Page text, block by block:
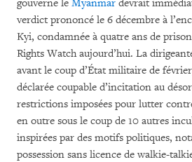
gouverne le Myanmar devrait
verdict prononcé le 6 décembre à
Kyi, condamnée à quatre ans de
Rights Watch aujourd’hui. La
avant le coup d’État militaire de
déclarée coupable d’incitation au
restrictions imposées pour lutter
en outre sous le coup de 10 autres
inspirées par des motifs politiques,
possession sans licence de walkie-